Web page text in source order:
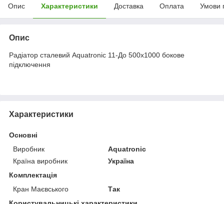
Опис Характеристики Доставка Оплата Умови
Опис
Радіатор сталевий Aquatronic 11-До 500х1000 бокове
підключення
Характеристики
Основні
Виробник
Aquatronic
Країна виробник
Україна
Комплектація
Кран Маєвського
Так